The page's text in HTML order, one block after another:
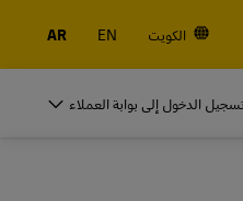
الكويت EN
AR
الدخول إلى بوابة العملاء